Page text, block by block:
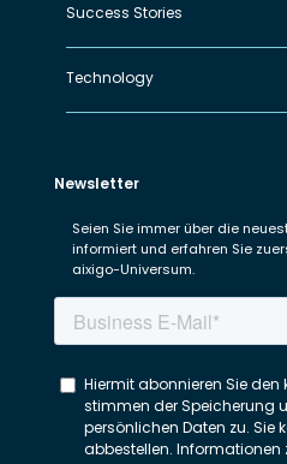
Success Stories
Technology
Newsletter
Seien Sie immer über die
informiert und erfahren Sie
aixigo-Universum.